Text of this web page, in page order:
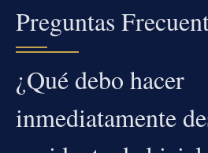
Preguntas
¿Qué debo hacer
inmediatamente